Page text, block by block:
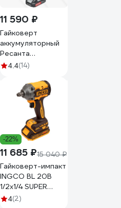
11 590 ₽
Гайковерт
аккумуляторный
Ресанта
АГ-300/20L (в
ЗУ) в кейсе
75/24/3
4.4(14)
-22%
11 685 ₽15 040 ₽
Гайковерт-импакт
INGCO BL 20В
1/2x1/4 SUPER
INDUSTRIAL
4(2)